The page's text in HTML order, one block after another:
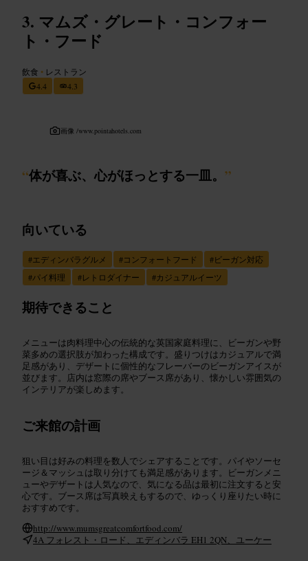
マムズ・グレート・コンフォー
ト・フード
飲食 • レストラン
4.4
4.3
画像 /www.pointahotels.com
“体が喜ぶ、心がほっとする一皿。 ”
向いている
#エディンバラグルメ #コンフォートフード #ビーガン対応
#パイ料理 #レトロダイナー #カジュアルイーツ
期待できること
メニューは肉料理中心の伝統的な英国家庭料理に、ビーガンや野
菜多めの選択肢が加わった構成です。盛りつけはカジュアルで満
足感があり、デザートに個性的なフレーバーのビーガンアイスが
並びます。店内は窓際の席やブース席があり、懐かしい雰囲気の
インテリアが楽しめます。
ご来館の計画
狙い目は好みの料理を数人でシェアすることです。パイやソーセ
ージ＆マッシュは取り分けても満足感があります。ビーガンメニ
ューやデザートは人気なので、気になる品は最初に注文すると安
心です。ブース席は写真映えもするので、ゆっくり座りたい時に
おすすめです。
http://www.mumsgreatcomfortfood.com/
4A フォレスト・ロード、エディンバラ EH1 2QN、ユーケー